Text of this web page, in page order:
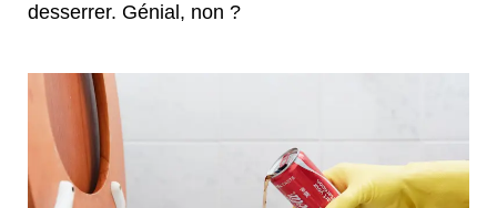
desserrer. Génial, non ?